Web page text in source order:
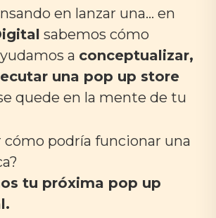
en lanzar una… en
sabemos cómo
a conceptualizar,
una pop up store
quede en la mente de tu
cómo podría funcionar una
tu próxima pop up